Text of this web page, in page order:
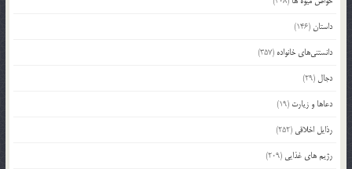
داستان(146)
دانستنی‌های خانواده (357)
دجال (29)
دعاها و زیارت (19)
رذایل اخلاقی (252)
رژیم های غذایی (209)